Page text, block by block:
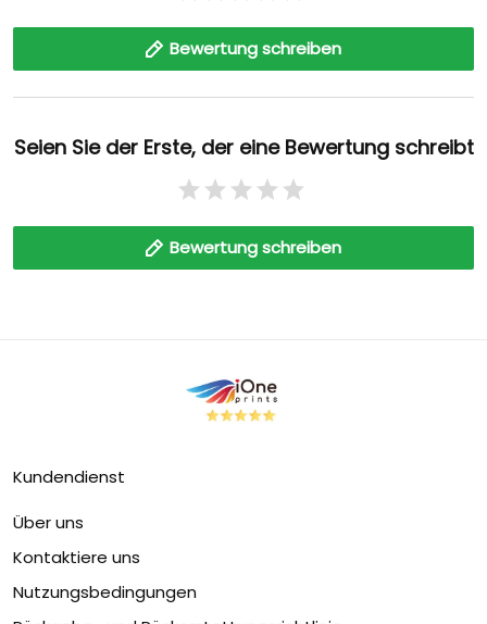
Bewertung schreiben
Seien Sie der Erste, der eine Bewertung schreibt
Bewertung schreiben
Kundendienst
Über uns
Kontaktiere uns
Nutzungsbedingungen